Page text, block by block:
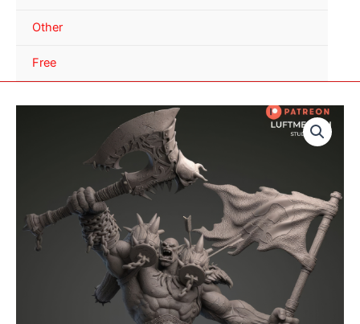
Other
Free